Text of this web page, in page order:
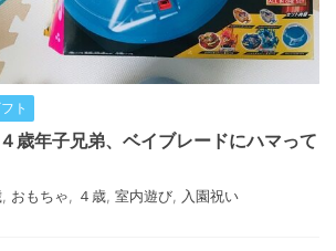
ト
歳年子兄弟、ベイブレードにハマって
おもちゃ ４歳 室内遊び 入園祝い